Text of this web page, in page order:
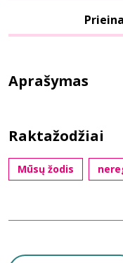
Aprašymas
Raktažodžiai
Mūsų žodis